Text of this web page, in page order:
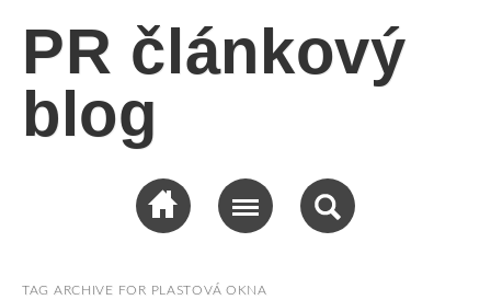
PR článkový
blog
TAG ARCHIVE FOR PLASTOVÁ OKNA